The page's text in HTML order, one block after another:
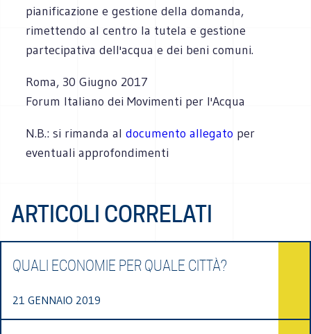
pianificazione e gestione della domanda,
rimettendo al centro la tutela e gestione
partecipativa dell'acqua e dei beni comuni.
Roma, 30 Giugno 2017
Forum Italiano dei Movimenti per l'Acqua
N.B.: si rimanda aldocumento allegato per
eventuali approfondimenti
ARTICOLI CORRELATI
QUALI ECONOMIE PER QUALE CITTÀ?
21 GENNAIO 2019